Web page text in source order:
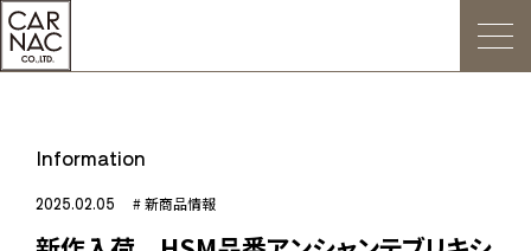
トップ
ごあいさつ
Information
2025.02.05 # 新商品情報